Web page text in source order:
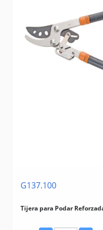
G137.100
Tijera para Podar